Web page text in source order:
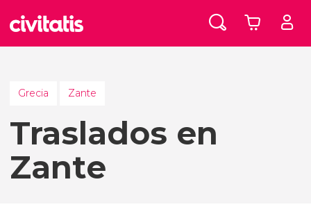
Grecia Zante
Traslados en
Zante